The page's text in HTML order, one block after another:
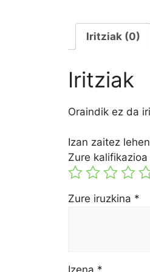
Iritziak (0)
Iritziak
Oraindik ez da
Izan zaitez
Zure kalifikazioa
Zure iruzkina *